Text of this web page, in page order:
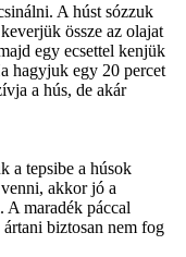
A húst sózzuk
össze az olajat
egy ecsettel kenjük
hagyjuk egy 20 percet
a hús, de akár
a tepsibe a húsok
akkor jó a
maradék páccal
biztosan nem fog